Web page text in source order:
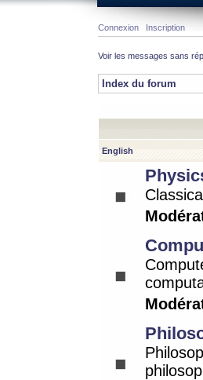
Connexion Inscription
Voir les messages sans
Index du forum
English